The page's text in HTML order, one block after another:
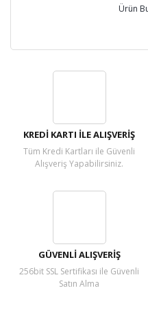
Ürün
KREDİ KARTI İLE ALIŞVERİŞ
Tüm Kredi Kartları ile Güvenli
Alışveriş Yapabilirsiniz.
GÜVENLİ ALIŞVERİŞ
256bit SSL Sertifikası ile Güvenli
Satın Alma